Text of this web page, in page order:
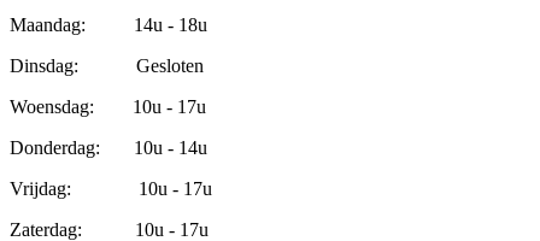
Maandag: 14u - 18u
Dinsdag: Gesloten
Woensdag: 10u - 17u
Donderdag: 10u - 14u
Vrijdag: 10u - 17u
Zaterdag: 10u - 17u